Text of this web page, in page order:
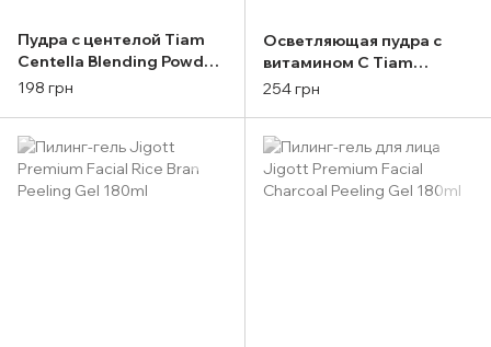
Пудра с центелой Tiam
Centella Blending Powder
10g
198 грн
Осветляющая пудра с
витамином C Tiam
Vitamin Blending Powder
254 грн